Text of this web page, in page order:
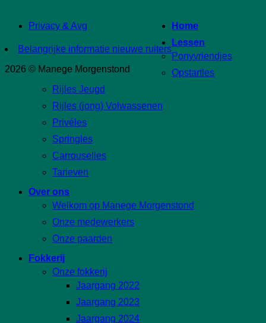
Privacy & Avg
Belangrijke informatie nieuwe ruiters
2026 © Manege Morgenstond
Home
Lessen
Ponyvriendjes
Opstartles
Rijles Jeugd
Rijles (jong) Volwassenen
Privéles
Springles
Carrouselles
Tarieven
Over ons
Welkom op Manege Morgenstond
Onze medewerkers
Onze paarden
Fokkerij
Onze fokkerij
Jaargang 2022
Jaargang 2023
Jaargang 2024